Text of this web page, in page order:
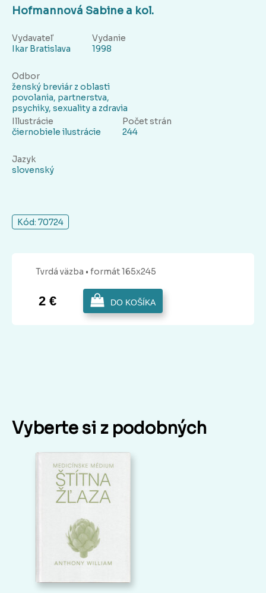
Hofmannová Sabine a kol.
Vydavateľ
Ikar Bratislava
Vydanie
1998
Odbor
ženský breviár z oblasti
povolania, partnerstva,
psychiky, sexuality a zdravia
Illustrácie
čiernobiele ilustrácie
Počet strán
244
Jazyk
slovenský
Kód: 70724
Tvrdá väzba • formát 165x245
2 € DO KOŠÍKA
Vyberte si z podobných